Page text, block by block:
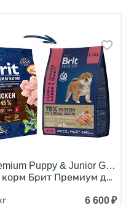
3к
Молодых собак
Puppy & Junior Giant
Брит Премиум для
6 600 ₽